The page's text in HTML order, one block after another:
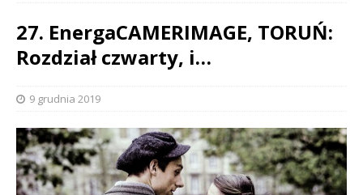
27. EnergaCAMERIMAGE, TORUŃ:
Rozdział czwarty, i…
9 grudnia 2019